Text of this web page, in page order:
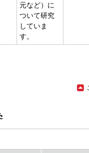
元など）に
ついて研究
していま
す。